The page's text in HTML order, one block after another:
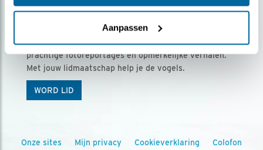
Aanpassen
Ontvang 5 x Vogels voor € 36,00 per jaar
Vogels is het tijdschrift voor onze leden, met
prachtige fotoreportages en opmerkelijke verhalen.
Met jouw lidmaatschap help je de vogels.
WORD LID
Onze sites Mijn privacy Cookieverklaring Colofon